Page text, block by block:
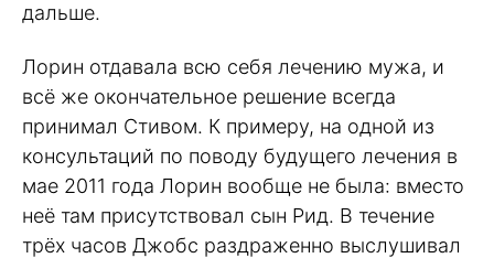
дальше.
Лорин отдавала всю себя лечению мужа, и
всё же окончательное решение всегда
принимал Стивом. К примеру, на одной из
консультаций по поводу будущего лечения в
мае 2011 года Лорин вообще не была: вместо
неё там присутствовал сын Рид. В течение
трёх часов Джобс раздраженно выслушивал